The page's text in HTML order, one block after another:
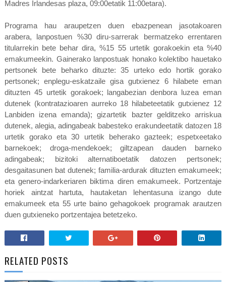
Madres Irlandesas plaza, 09:00etatik 11:00etara).
Programa hau araupetzen duen ebazpenean jasotakoaren
arabera, lanpostuen %30 diru-sarrerak bermatzeko errentaren
titularrekin bete behar dira, %15 55 urtetik gorakoekin eta %40
emakumeekin. Gainerako lanpostuak honako kolektibo hauetako
pertsonek bete beharko dituzte: 35 urteko edo hortik gorako
pertsonek; enplegu-eskatzaile gisa gutxienez 6 hilabete eman
dituzten 45 urtetik gorakoek; langabezian denbora luzea eman
dutenek (kontratazioaren aurreko 18 hilabeteetatik gutxienez 12
Lanbiden izena emanda); gizartetik bazter gelditzeko arriskua
dutenek, alegia, adingabeak babesteko erakundeetatik datozen 18
urtetik gorako eta 30 urtetik beherako gazteek; espetxeetako
barnekoek; droga-mendekoek; giltzapean dauden barneko
adingabeak; bizitoki alternatiboetatik datozen pertsonek;
desgaitasunen bat dutenek; familia-ardurak dituzten emakumeek;
eta genero-indarkeriaren biktima diren emakumeek. Portzentaje
horiek aintzat hartuta, hautaketan lehentasuna izango dute
emakumeek eta 55 urte baino gehagokoek programak arautzen
duen gutxieneko portzentajea betetzeko.
RELATED POSTS